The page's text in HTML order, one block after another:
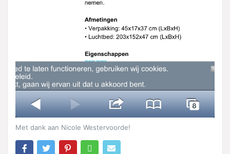
Met dank aan Nicole Westervoorde!